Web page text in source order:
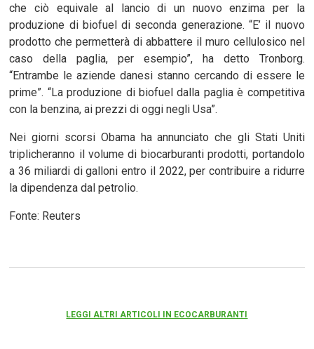
che ciò equivale al lancio di un nuovo enzima per la
produzione di biofuel di seconda generazione. “E’ il nuovo
prodotto che permetterà di abbattere il muro cellulosico nel
caso della paglia, per esempio”, ha detto Tronborg.
“Entrambe le aziende danesi stanno cercando di essere le
prime”. “La produzione di biofuel dalla paglia è competitiva
con la benzina, ai prezzi di oggi negli Usa”.
Nei giorni scorsi Obama ha annunciato che gli Stati Uniti
triplicheranno il volume di biocarburanti prodotti, portandolo
a 36 miliardi di galloni entro il 2022, per contribuire a ridurre
la dipendenza dal petrolio.
Fonte: Reuters
LEGGI ALTRI ARTICOLI IN ECOCARBURANTI